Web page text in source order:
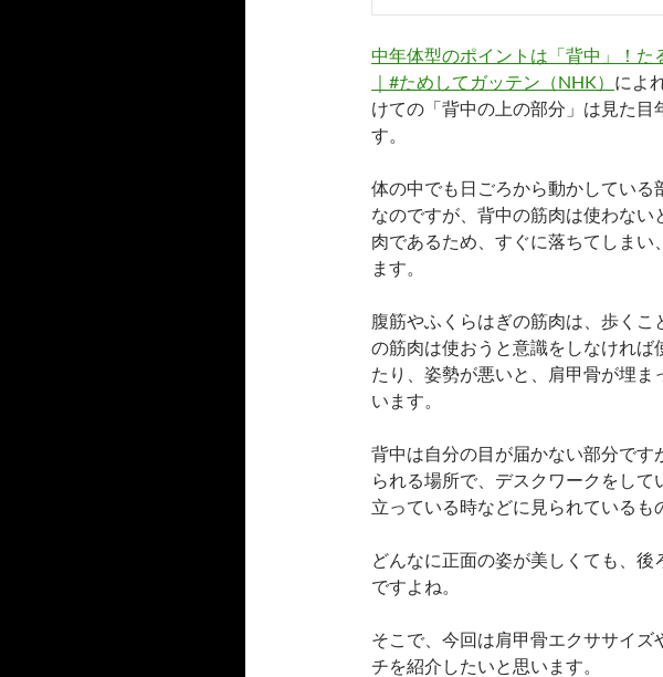
中年体型のポイントは「背中」！た
｜#ためしてガッテン（NHK） によ
けての「背中の上の部分」は見た
す。
体の中でも日ごろから動かしている
なのですが、背中の筋肉は使わな
肉であるため、すぐに落ちてしまい
ます。
腹筋やふくらはぎの筋肉は、歩くこ
の筋肉は使おうと意識をしなければ
たり、姿勢が悪いと、肩甲骨が埋ま
います。
背中は自分の目が届かない部分です
られる場所で、デスクワークをし
立っている時などに見られているも
どんなに正面の姿が美しくても、
ですよね。
そこで、今回は肩甲骨エクササイズ
チを紹介したいと思います。